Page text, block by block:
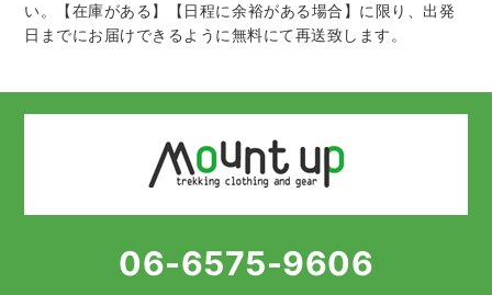
い。【在庫がある】【日程に余裕がある場合】に限り、出発
日までにお届けできるように無料にて再送致します。
06-6575-9606